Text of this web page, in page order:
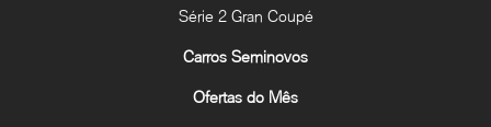
Série 2 Gran Coupé
Carros Seminovos
Ofertas do Mês